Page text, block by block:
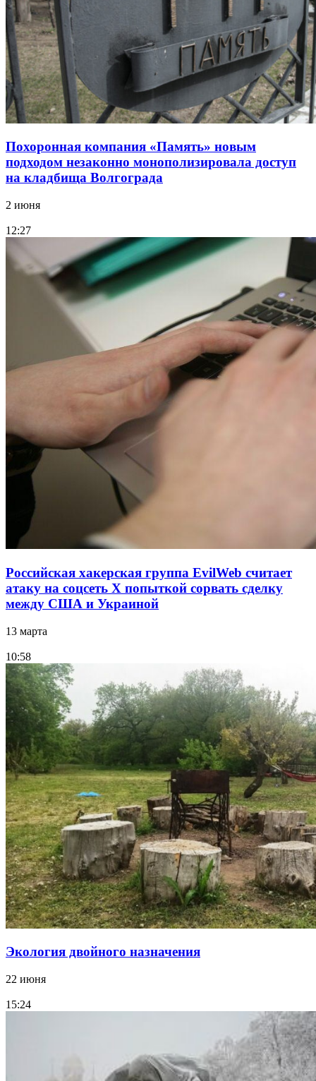
Похоронная компания «Память» новым
подходом незаконно монополизировала доступ
на кладбища Волгограда
2 июня
12:27
Российская хакерская группа EvilWeb считает
атаку на соцсеть Х попыткой сорвать сделку
между США и Украиной
13 марта
10:58
Экология двойного назначения
22 июня
15:24